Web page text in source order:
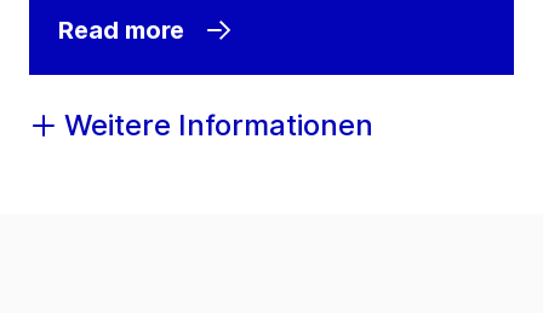
Read more
Weitere Informationen